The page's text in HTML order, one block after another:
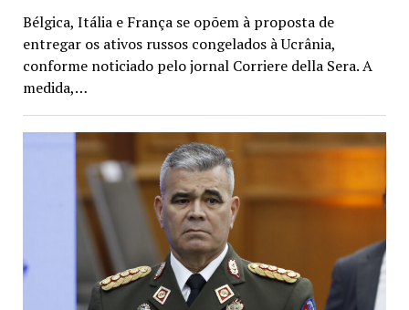
Bélgica, Itália e França se opõem à proposta de
entregar os ativos russos congelados à Ucrânia,
conforme noticiado pelo jornal Corriere della Sera. A
medida,…